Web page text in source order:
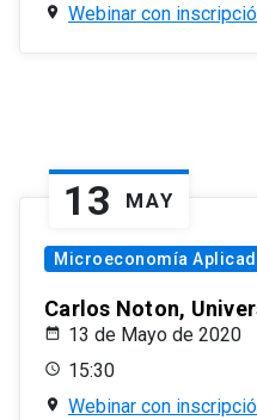
Webinar con
13 MAY
Microeconomía
Carlos Noton,
13 de Mayo de 2020
15:30
Webinar con